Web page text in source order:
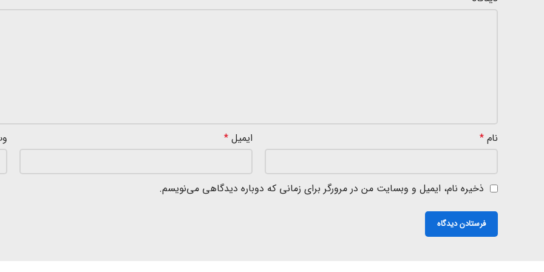
نام * ایمیل *
ذخیره نام، ایمیل و وبسایت من در مرورگر برای زمانی که دوباره دیدگاهی می‌نویسم.